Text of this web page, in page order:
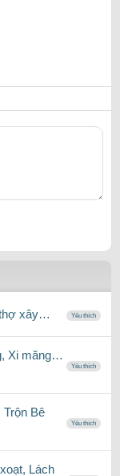
thợ xây… Yêu thích
Xi măng…
Yêu thích
Trộn Bê
Yêu thích
Lách